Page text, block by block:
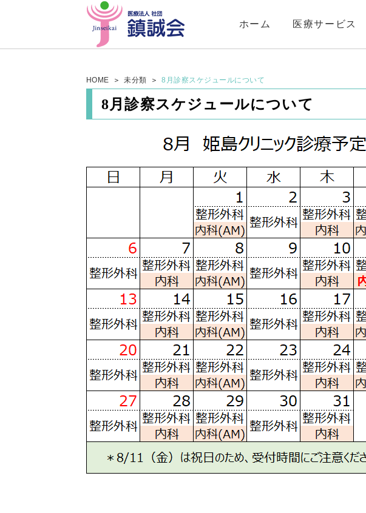
ホーム 医療サービス
HOME 未分類 8月診察スケジュールについて
8月診察スケジュールについて